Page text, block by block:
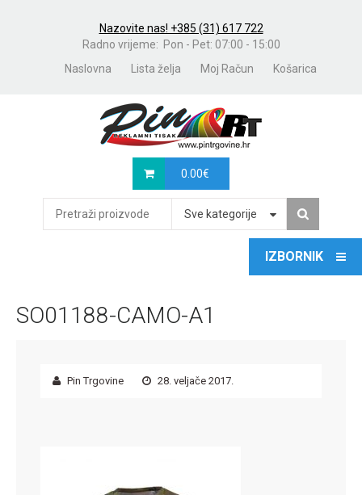
Nazovite nas! +385 (31) 617 722
Radno vrijeme: Pon - Pet: 07:00 - 15:00
Naslovna
Lista želja Moj Račun Košarica
0.00€
Sve kategorije
SO01188-CAMO-A1
Pin Trgovine 28. veljače 2017.